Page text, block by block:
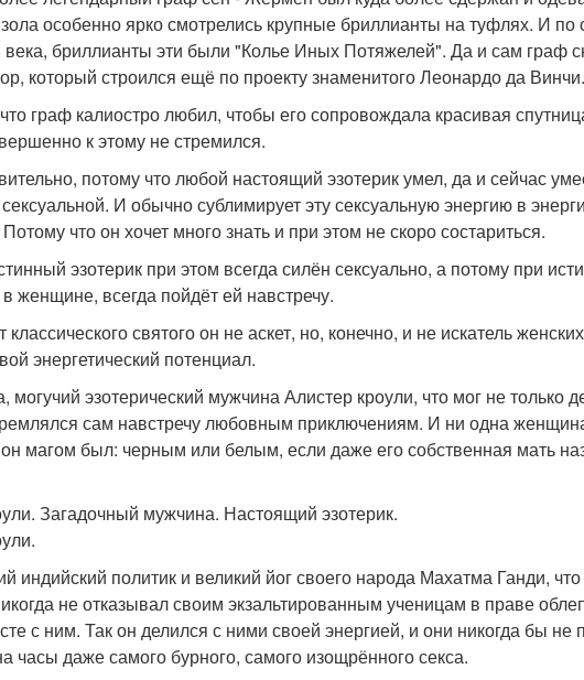
особенно ярко смотрелись крупные бриллианты на туфлях. И по
века, бриллианты эти были "Колье Иных Потяжелей". Да и сам граф
который строился ещё по проекту знаменитого Леонардо да Винчи.
граф калиостро любил, чтобы его сопровождала красивая
к этому не стремился.
потому что любой настоящий эзотерик умел, да и сейчас
И обычно сублимирует эту сексуальную энергию в
что он хочет много знать и при этом не скоро состариться.
эзотерик при этом всегда силён сексуально, а потому при
женщине, всегда пойдёт ей навстречу.
классического святого он не аскет, но, конечно, и не искатель
энергетический потенциал.
могучий эзотерический мужчина Алистер кроули, что мог не только
сам навстречу любовным приключениям. И ни одна
магом был: черным или белым, если даже его собственная мать
Загадочный мужчина. Настоящий эзотерик.
индийский политик и великий йог своего народа Махатма Ганди,
не отказывал своим экзальтированным ученицам в праве
с ним. Так он делился с ними своей энергией, и они никогда бы
часы даже самого бурного, самого изощрённого секса.